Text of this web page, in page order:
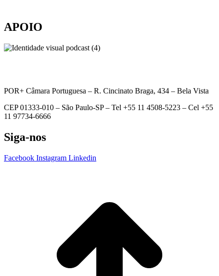
APOIO
POR+ Câmara Portuguesa – R. Cincinato Braga, 434 – Bela Vista
CEP 01333-010 – São Paulo-SP – Tel +55 11 4508-5223 – Cel +55
11 97734-6666
Siga-nos
Facebook Instagram Linkedin